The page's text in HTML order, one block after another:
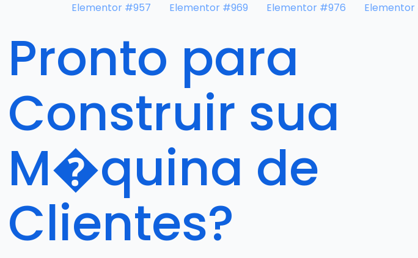
Elementor #957
Elementor #969 Elementor #976 Elementor
Pronto para
Construir sua
M�quina de
Clientes?